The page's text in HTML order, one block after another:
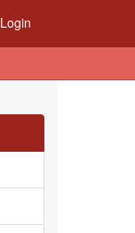
Login